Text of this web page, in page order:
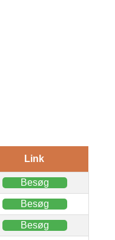
Link
Besøg
Besøg
Besøg